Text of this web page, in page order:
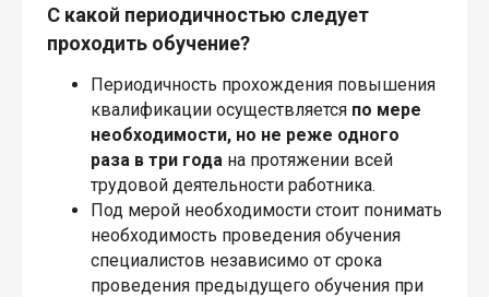
С какой периодичностью следует
проходить обучение?
Периодичность прохождения повышения
квалификации осуществляется по мере
необходимости, но не реже одного
раза в три года на протяжении всей
трудовой деятельности работника.
Под мерой необходимости стоит понимать
необходимость проведения обучения
специалистов независимо от срока
проведения предыдущего обучения при